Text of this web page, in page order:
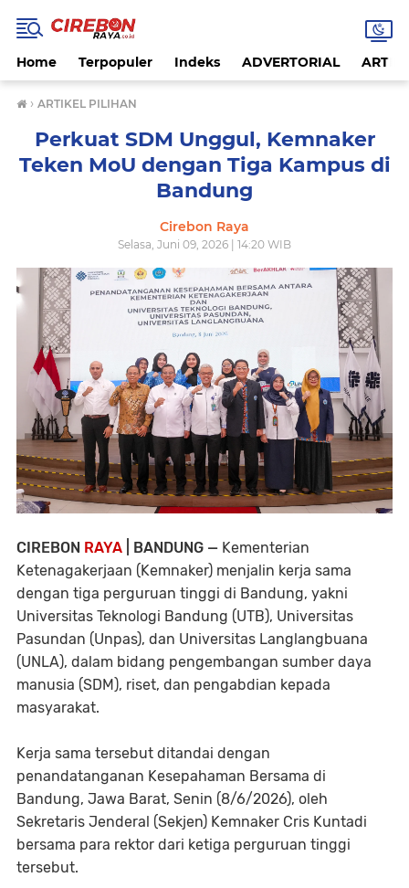
Home Terpopuler Indeks ADVERTORIAL
› ARTIKEL PILIHAN
Perkuat SDM Unggul, Kemnaker
Teken MoU dengan Tiga Kampus di
Bandung
Cirebon Raya
Selasa, Juni 09, 2026 | 14:20 WIB
CIREBON RAYA | BANDUNG — Kementerian
Ketenagakerjaan (Kemnaker) menjalin kerja sama
dengan tiga perguruan tinggi di Bandung, yakni
Universitas Teknologi Bandung (UTB), Universitas
Pasundan (Unpas), dan Universitas Langlangbuana
(UNLA), dalam bidang pengembangan sumber daya
manusia (SDM), riset, dan pengabdian kepada
masyarakat.
Kerja sama tersebut ditandai dengan
penandatanganan Kesepahaman Bersama di
Bandung, Jawa Barat, Senin (8/6/2026), oleh
Sekretaris Jenderal (Sekjen) Kemnaker Cris Kuntadi
bersama para rektor dari ketiga perguruan tinggi
tersebut.